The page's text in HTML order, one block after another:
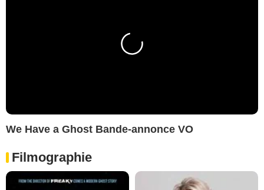
We Have a Ghost Bande-annonce VO
Filmographie